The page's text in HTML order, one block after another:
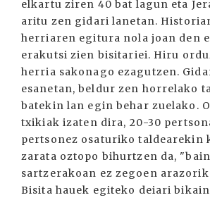
elkartu ziren 40 bat lagun eta
aritu zen gidari lanetan.
herriaren egitura nola joan den
erakutsi zien bisitariei. Hiru
herria sakonago ezagutzen.
esanetan, beldur zen horrelako
batekin lan egin behar zuelako.
txikiak izaten dira, 20-30
pertsonez osaturiko taldearekin
zarata oztopo bihurtzen da,
sartzerakoan ez zegoen
Bisita hauek egiteko deiari